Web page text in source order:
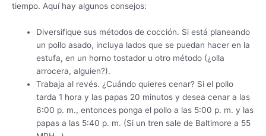
tiempo. Aquí hay algunos consejos:
Diversifique sus métodos de cocción. Si está planeando
un pollo asado, incluya lados que se puedan hacer en la
estufa, en un horno tostador u otro método (¿olla
arrocera, alguien?).
Trabaja al revés. ¿Cuándo quieres cenar? Si el pollo
tarda 1 hora y las papas 20 minutos y desea cenar a las
6:00 p. m., entonces ponga el pollo a las 5:00 p. m. y las
papas a las 5:40 p. m. (Si un tren sale de Baltimore a 55